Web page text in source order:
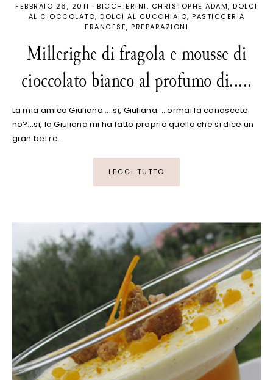
FEBBRAIO 26, 2011 · BICCHIERINI CHRISTOPHE ADAM DOLCI
AL CIOCCOLATO DOLCI AL CUCCHIAIO PASTICCERIA
FRANCESE
PREPARAZIONI
Millerighe di fragola e mousse di
cioccolato bianco al profumo di.....
La mia amica Giuliana ....si, Giuliana. .. ormai la conoscete
no?...si, la Giuliana mi ha fatto proprio quello che si dice un
gran bel re…
LEGGI TUTTO